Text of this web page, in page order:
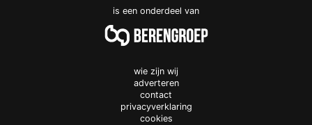
is een onderdeel van
wie zijn wij
adverteren
contact
privacyverklaring
cookies